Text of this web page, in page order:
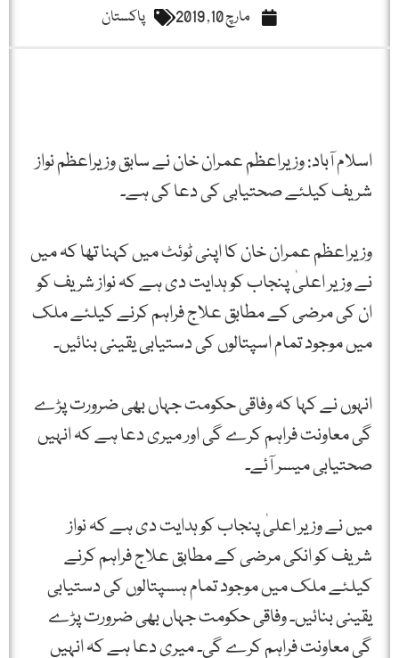
مارچ 10, 2019 پاکستان
اسلام آباد: وزیراعظم عمران خان نے سابق وزیراعظم نواز
شریف کیلئے صحتیابی کی دعا کی ہے۔
وزیراعظم عمران خان کا اپنی ٹوئٹ میں کہنا تھا کہ میں
نے وزیر اعلیٰ پنجاب کو ہدایت دی ہے کہ نواز شریف کو
ان کی مرضی کے مطابق علاج فراہم کرنے کیلئے ملک
میں موجود تمام اسپتالوں کی دستیابی یقینی بنائیں۔
انہوں نے کہا کہ وفاقی حکومت جہاں بھی ضرورت پڑے
گی معاونت فراہم کرے گی اور میری دعا ہے کہ انہیں
صحتیابی میسر آئے۔
میں نے وزیر اعلیٰ پنجاب کو ہدایت دی ہے کہ نواز
شریف کو انکی مرضی کے مطابق علاج فراہم کرنے
کیلئے ملک میں موجود تمام ہسپتالوں کی دستیابی
یقینی بنائیں۔ وفاقی حکومت جہاں بھی ضرورت پڑے
گی معاونت فراہم کرے گی۔ میری دعا ہے کہ انہیں